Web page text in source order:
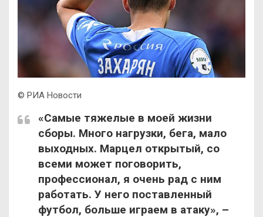
© РИА Новости
«Самые тяжелые в моей жизни
сборы. Много нагрузки, бега, мало
выходных. Марцел открытый, со
всеми может поговорить,
профессионал, я очень рад с ним
работать. У него поставленный
футбол, больше играем в атаку», –